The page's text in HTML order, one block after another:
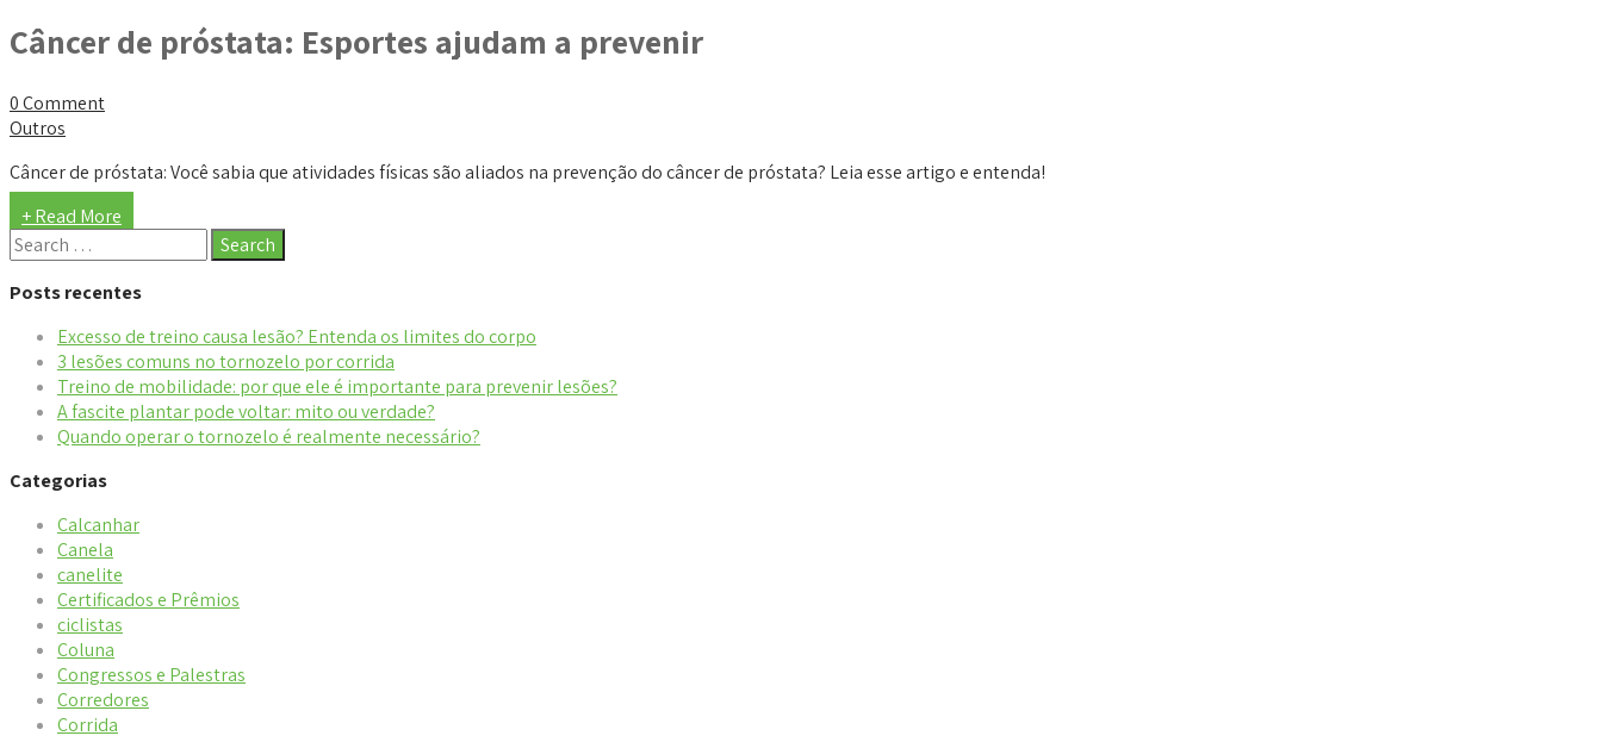
Câncer de próstata: Esportes ajudam a prevenir
0 Comment
Outros
Câncer de próstata: Você sabia que atividades físicas são aliados na prevenção do câncer de próstata? Leia esse artigo e entenda!
+ Read More
Posts recentes
Excesso de treino causa lesão? Entenda os limites do corpo
3 lesões comuns no tornozelo por corrida
Treino de mobilidade: por que ele é importante para prevenir lesões?
A fascite plantar pode voltar: mito ou verdade?
Quando operar o tornozelo é realmente necessário?
Categorias
Calcanhar
Canela
canelite
Certificados e Prêmios
ciclistas
Coluna
Congressos e Palestras
Corredores
Corrida